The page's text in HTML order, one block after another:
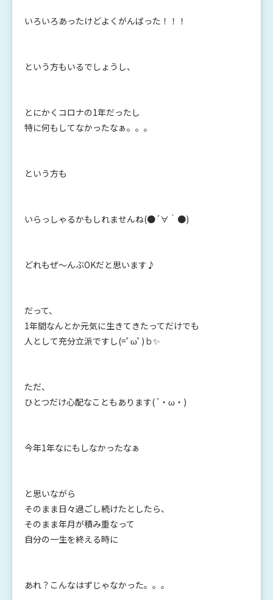
いろいろあったけどよくがんばった！！！
という方もいるでしょうし、
とにかくコロナの1年だったし
特に何もしてなかったなぁ。。。
という方も
いらっしゃるかもしれませんね(●´∀｀●)
どれもぜ～んぶOKだと思います♪
だって、
1年間なんとか元気に生きてきたってだけでも
人として充分立派ですし(=ﾟωﾟ)ｂ✨
ただ、
ひとつだけ心配なこともあります(´・ω・)
今年1年なにもしなかったなぁ
と思いながら
そのまま日々過ごし続けたとしたら、
そのまま年月が積み重なって
自分の一生を終える時に
あれ？こんなはずじゃなかった。。。